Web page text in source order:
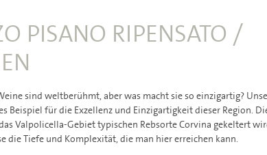
PISANO RIPENSATO /
sind weltberühmt, aber was macht sie so einzigartig?
Beispiel für die Exzellenz und Einzigartigkeit dieser Region.
Valpolicella-Gebiet typischen Rebsorte Corvina gekeltert
die Tiefe und Komplexität, die man hier erreichen kann.